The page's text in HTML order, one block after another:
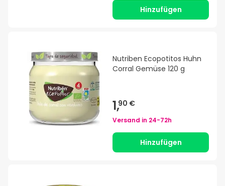
Hinzufügen
Nutriben Ecopotitos Huhn
Corral Gemüse 120 g
1,90 €
Versand in 24-72h
Hinzufügen